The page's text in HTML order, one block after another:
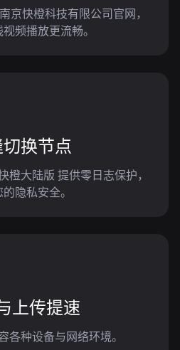
京快橙科技有限公司官网，
频播放更流畅。
换节点
橙大陆版 提供零日志保护，
隐私安全。
上传提速
各种设备与网络环境。